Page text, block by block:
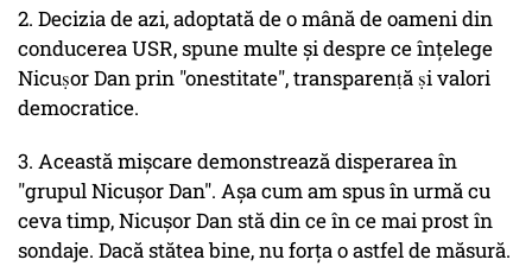
2. Decizia de azi, adoptată de o mână de oameni din
conducerea USR, spune multe și despre ce înțelege
Nicuṣor Dan prin "onestitate", transparenṭă ṣi valori
democratice.
3. Această mișcare demonstrează disperarea în
"grupul Nicușor Dan". Așa cum am spus în urmă cu
ceva timp, Nicușor Dan stă din ce în ce mai prost în
sondaje. Dacă stătea bine, nu forța o astfel de măsură.